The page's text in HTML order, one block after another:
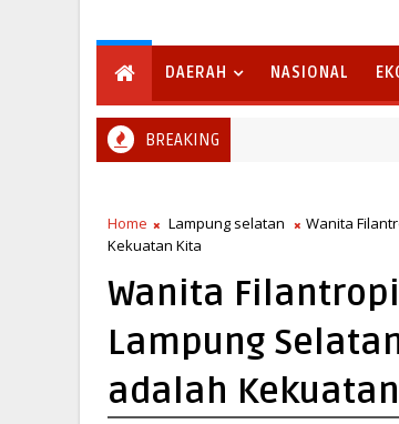
DAERAH NASIONAL
BREAKING
Home Lampung selatan
Wanita
Kekuatan Kita
Wanita
Lampung
adalah